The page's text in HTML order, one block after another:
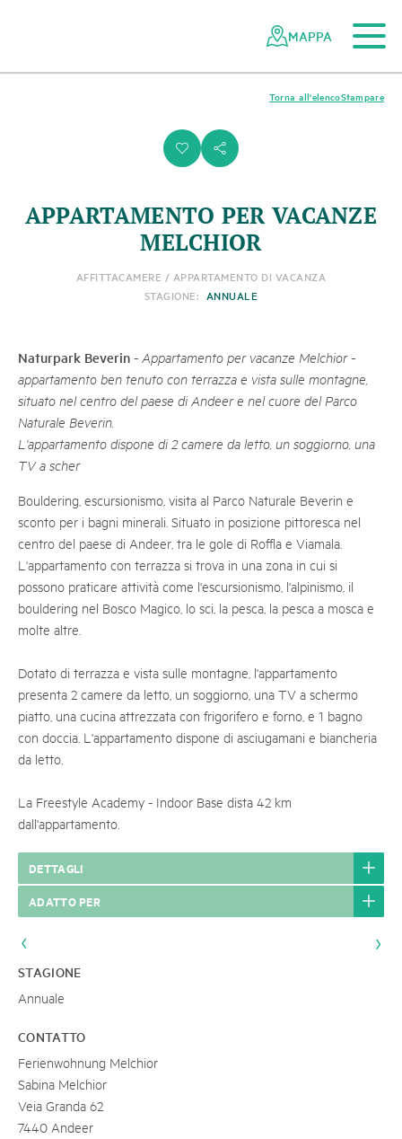
dei
MAPPA
i s
Stampare
Torna all'elenco
APPARTAMENTO PER VACANZE
MELCHIOR
AFFITTACAMERE / APPARTAMENTO DI VACANZA
STAGIONE: ANNUALE
Naturpark Beverin - Appartamento per vacanze Melchior -
appartamento ben tenuto con terrazza e vista sulle montagne,
situato nel centro del paese di Andeer e nel cuore del Parco
Naturale Beverin.
L'appartamento dispone di 2 camere da letto, un soggiorno, una
TV a scher
Bouldering, escursionismo, visita al Parco Naturale Beverin e
sconto per i bagni minerali. Situato in posizione pittoresca nel
centro del paese di Andeer, tra le gole di Roffla e Viamala.
L'appartamento con terrazza si trova in una zona in cui si
possono praticare attività come l'escursionismo, l'alpinismo, il
bouldering nel Bosco Magico, lo sci, la pesca, la pesca a mosca e
molte altre.
Dotato di terrazza e vista sulle montagne, l'appartamento
presenta 2 camere da letto, un soggiorno, una TV a schermo
piatto, una cucina attrezzata con frigorifero e forno, e 1 bagno
con doccia. L'appartamento dispone di asciugamani e biancheria
da letto.
La Freestyle Academy - Indoor Base dista 42 km
dall'appartamento.
DETTAGLI
ADATTO PER
STAGIONE
Annuale
CONTATTO
Ferienwohnung Melchior
Sabina Melchior
Veia Granda 62
7440 Andeer